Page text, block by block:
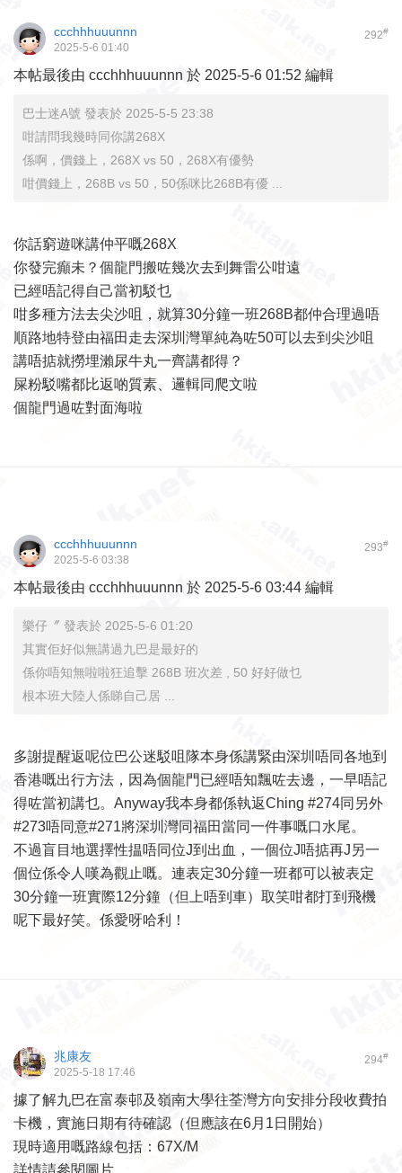
292#
ccchhhuuunnn
2025-5-6 01:40
本帖最後由 ccchhhuuunnn 於 2025-5-6 01:52 編輯
巴士迷A號 發表於 2025-5-5 23:38
咁請問我幾時同你講268X
係啊，價錢上，268X vs 50，268X有優勢
咁價錢上，268B vs 50，50係咪比268B有優 ...
你話窮遊咪講仲平嘅268X
你發完癲未？個龍門搬咗幾次去到舞雷公咁遠
已經唔記得自己當初駁乜
咁多種方法去尖沙咀，就算30分鐘一班268B都仲合理過唔
順路地特登由福田走去深圳灣單純為咗50可以去到尖沙咀
講唔掂就撈埋瀨尿牛丸一齊講都得？
屎粉駁嘴都比返啲質素、邏輯同爬文啦
個龍門過咗對面海啦
293#
ccchhhuuunnn
2025-5-6 03:38
本帖最後由 ccchhhuuunnn 於 2025-5-6 03:44 編輯
樂仔〞 發表於 2025-5-6 01:20
其實佢好似無講過九巴是最好的
係你唔知無啦啦狂追擊 268B 班次差 , 50 好好做乜
根本班大陸人係睇自己居 ...
多謝提醒返呢位巴公迷駁咀隊本身係講緊由深圳唔同各地到
香港嘅出行方法，因為個龍門已經唔知飄咗去邊，一早唔記
得咗當初講乜。Anyway我本身都係執返Ching #274同另外
#273唔同意#271將深圳灣同福田當同一件事嘅口水尾。
不過盲目地選擇性揾唔同位J到出血，一個位J唔掂再J另一
個位係令人嘆為觀止嘅。連表定30分鐘一班都可以被表定
30分鐘一班實際12分鐘（但上唔到車）取笑咁都打到飛機
呢下最好笑。係愛呀哈利！
294#
兆康友
2025-5-18 17:46
據了解九巴在富泰邨及嶺南大學往荃灣方向安排分段收費拍
卡機，實施日期有待確認（但應該在6月1日開始）
現時適用嘅路線包括：67X/M
詳情請參閱圖片